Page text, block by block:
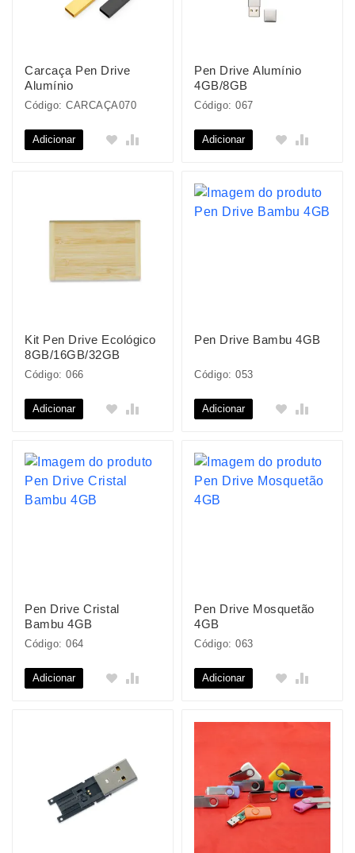
Carcaça Pen Drive
Alumínio
Código: CARCAÇA070
Adicionar
Pen Drive Alumínio
4GB/8GB
Código: 067
Adicionar
Kit Pen Drive Ecológico
8GB/16GB/32GB
Código: 066
Adicionar
Pen Drive Bambu 4GB
Código: 053
Adicionar
Pen Drive Cristal
Bambu 4GB
Código: 064
Adicionar
Pen Drive Mosquetão
4GB
Código: 063
Adicionar